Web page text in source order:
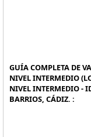
GUÍA COMPLETA DE
NIVEL INTERMEDIO
NIVEL INTERMEDIO -
BARRIOS, CÁDIZ. :